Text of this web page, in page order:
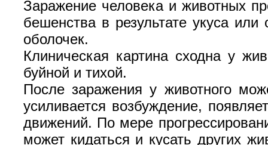
Заражение человека и животных
бешенства в результате укуса
оболочек.
Клиническая картина сходна у
буйной и тихой.
После заражения у животного
усиливается возбуждение,
движений. По мере
может кидаться и кусать других